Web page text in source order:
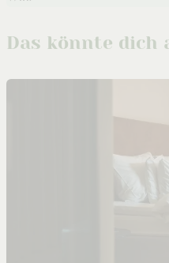
Das könnte dich